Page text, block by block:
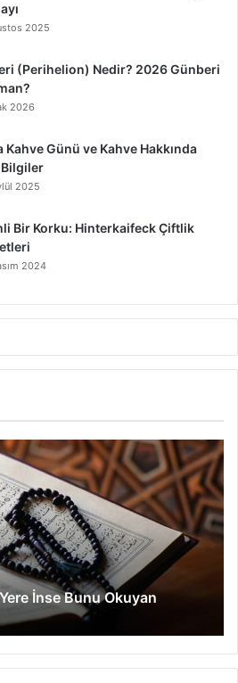
2025
(Perihelion) Nedir? 2026 Günberi
2026
Kahve Günü ve Kahve Hakkında
2025
Bir Korku: Hinterkaifeck Çiftlik
2024
İnse Bunu Okuyan